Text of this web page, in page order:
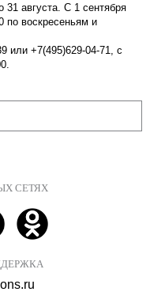
31 августа. С 1 сентября
по воскресеньям и
или +7(495)629-04-71, с
СЕТЯХ